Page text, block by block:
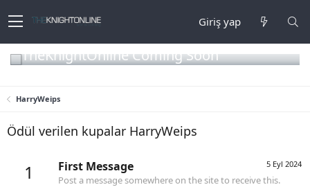
Giriş yap
TheKnightOnline Coming Soon
HarryWeips
Ödül verilen kupalar HarryWeips
1 5 Eyl 2024
First Message
Post a message somewhere on the site to receive this.